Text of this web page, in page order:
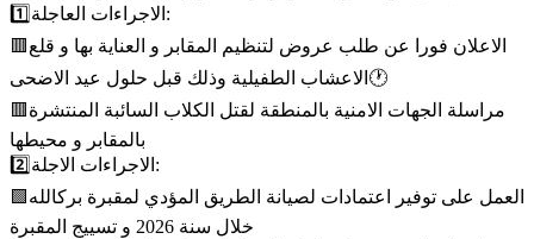
1️⃣الاجراءات العاجلة:
🟥الاعلان فورا عن طلب عروض لتنظيم المقابر و العناية بها و قلع
الاعشاب الطفيلية وذلك قبل حلول عيد الاضحى🕐
🟥مراسلة الجهات الامنية بالمنطقة لقتل الكلاب السائبة المنتشرة
بالمقابر و محيطها
2️⃣الاجراءات الاجلة:
🟩العمل على توفير اعتمادات لصيانة الطريق المؤدي لمقبرة بركالله
خلال سنة 2026 و تسييج المقبرة